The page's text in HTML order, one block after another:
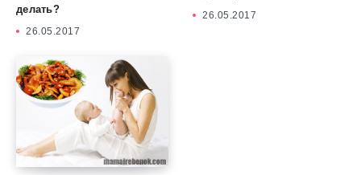
делать?
26.05.2017
26.05.2017